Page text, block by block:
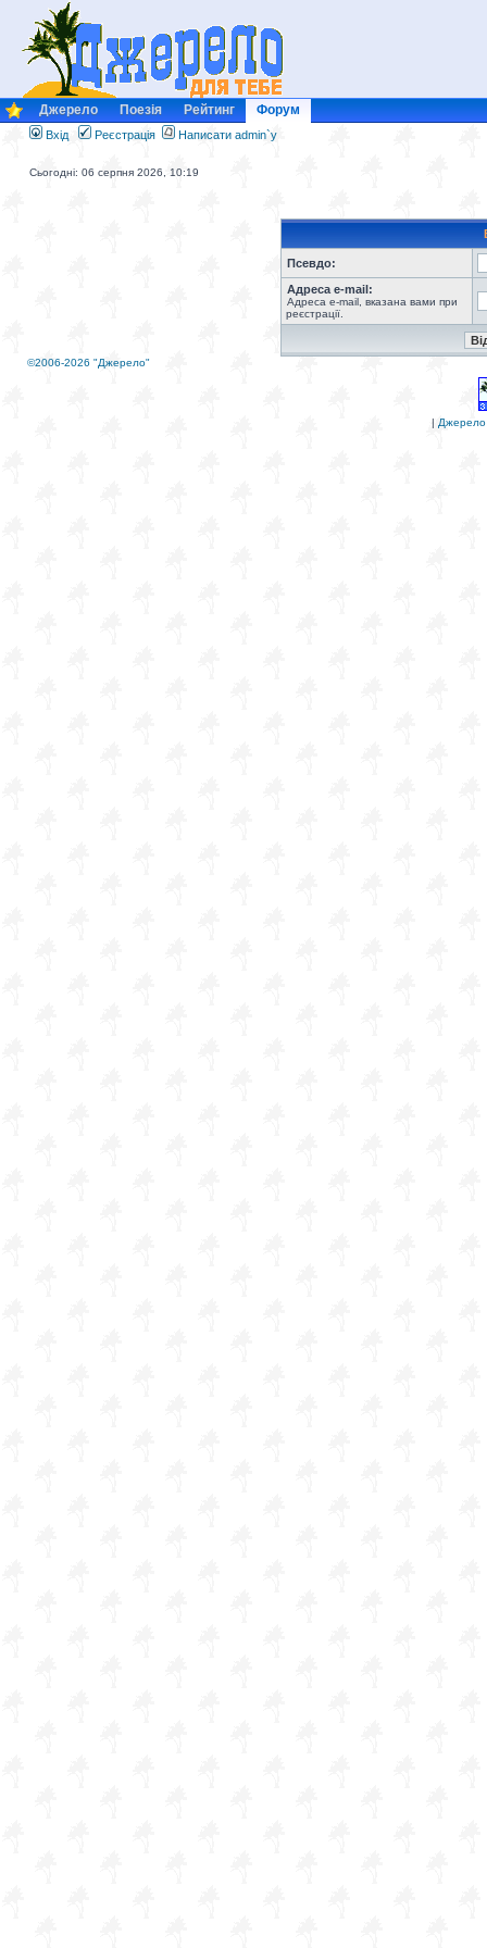
Джерело Поезія Рейтинг Форум
Вхід Реєстрація Написати admin`у
Сьогодні: 06 серпня 2026, 10:19
Псевдо:
Адреса e-mail:
Адреса e-mail, вказана вами при
реєстрації.
©2006-2026 "Джерело"
| Джерело